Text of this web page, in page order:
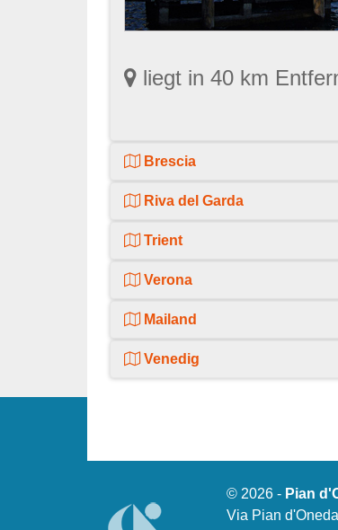
liegt in 40 km
Brescia
liegt 60 km vom
Riva del Garda
liegt in 40 km
Trient
Verona
Mailand
Venedig
© 2026 - Pian
Via Pian